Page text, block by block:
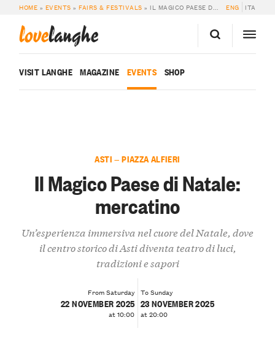
HOME » EVENTS »FAIRS & FESTIVALS » IL MAGICO PAESE DI NATALE: MERCATINO ENG ITA
lovelanghe
VISIT LANGHE MAGAZINE EVENTS SHOP
ASTI — PIAZZA ALFIERI
Il Magico Paese di Natale:
mercatino
Un’esperienza immersiva nel cuore del Natale, dove
il centro storico di Asti diventa teatro di luci,
tradizioni e sapori
From Saturday
22 NOVEMBER 2025
at 10:00
To Sunday
23 NOVEMBER 2025
at 20:00